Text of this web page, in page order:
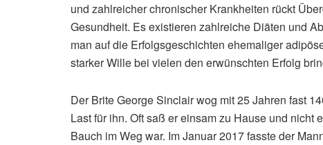
und zahlreicher chronischer Krankheiten rückt
Gesundheit. Es existieren zahlreiche Diäten und
man auf die Erfolgsgeschichten ehemaliger
starker Wille bei vielen den erwünschten Erfolg
Der Brite George Sinclair wog mit 25 Jahren fast
Last für ihn. Oft saß er einsam zu Hause und
Bauch im Weg war. Im Januar 2017 fasste der